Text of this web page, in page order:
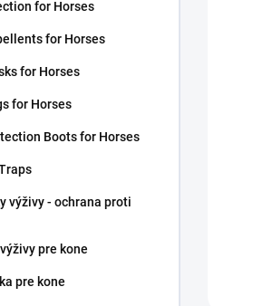
for Horses
for Horses
for Horses
for Horses
Boots for Horses
výživy - ochrana proti
pre kone
pre kone